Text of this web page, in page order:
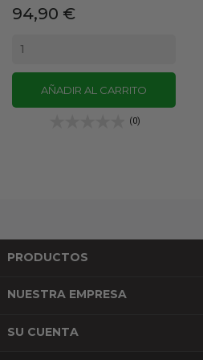
Precio
94,90 €
AÑADIR AL CARRITO
(0)
PRODUCTOS
NUESTRA EMPRESA
SU CUENTA